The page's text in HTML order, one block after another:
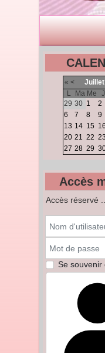
« < Juillet
L
Ma Me J
29 30 1 2
6
7 8 9
13 14 15 16
20 21 22 23
27 28 29
Accès
Accès réservé ...
Se souvenir